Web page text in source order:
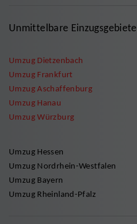
Unmittelbare Einzugsgebiete
Umzug Dietzenbach
Umzug Frankfurt
Umzug Aschaffenburg
Umzug Hanau
Umzug Würzburg
Umzug Hessen
Umzug Nordrhein-Westfalen
Umzug Bayern
Umzug Rheinland-Pfalz